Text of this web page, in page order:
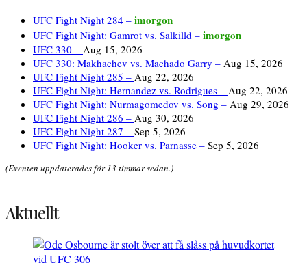
UFC Fight Night 284 – imorgon
UFC Fight Night: Gamrot vs. Salkilld – imorgon
UFC 330 – Aug 15, 2026
UFC 330: Makhachev vs. Machado Garry – Aug 15, 2026
UFC Fight Night 285 – Aug 22, 2026
UFC Fight Night: Hernandez vs. Rodrigues – Aug 22, 2026
UFC Fight Night: Nurmagomedov vs. Song – Aug 29, 2026
UFC Fight Night 286 – Aug 30, 2026
UFC Fight Night 287 – Sep 5, 2026
UFC Fight Night: Hooker vs. Parnasse – Sep 5, 2026
(Eventen uppdaterades för 13 timmar sedan.)
Aktuellt